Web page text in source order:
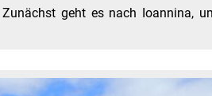
geht es nach Ioannina,